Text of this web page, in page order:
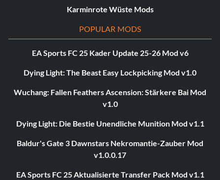
Karminrote Wüste Mods
POPULAR MODS
EA Sports FC 25 Kader Update 25-26 Mod v6
Dying Light: The Beast Easy Lockpicking Mod v1.0
Wuchang: Fallen Feathers Ascension: Stärkere Bai Mod
v1.0
Dying Light: Die Bestie Unendliche Munition Mod v1.1
Baldur's Gate 3 Dawnstars Nekromantie-Zauber Mod
v1.0.0.17
EA Sports FC 25 Aktualisierte Transfer Pack Mod v1.1